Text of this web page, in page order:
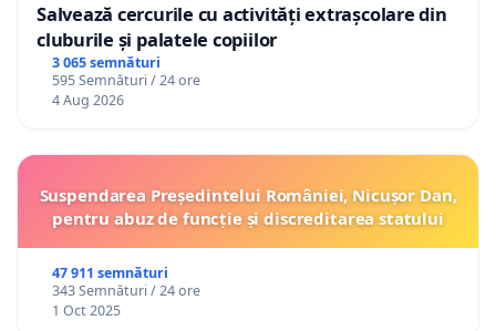
Salvează cercurile cu activități extrașcolare din
cluburile și palatele copiilor
3 065 semnături
595 Semnături / 24 ore
4 Aug 2026
Suspendarea Președintelui României, Nicușor Dan,
pentru abuz de funcție și discreditarea statului
47 911 semnături
343 Semnături / 24 ore
1 Oct 2025